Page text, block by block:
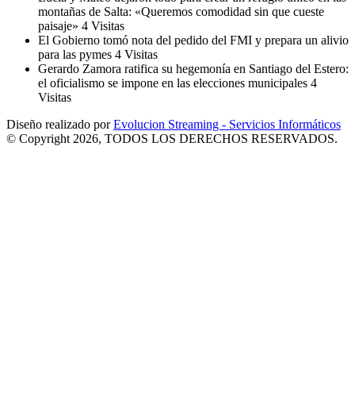
montañas de Salta: «Queremos comodidad sin que cueste
paisaje» 4 Visitas
El Gobierno tomó nota del pedido del FMI y prepara un alivio
para las pymes 4 Visitas
Gerardo Zamora ratifica su hegemonía en Santiago del Estero:
el oficialismo se impone en las elecciones municipales 4
Visitas
Diseño realizado porEvolucion Streaming - Servicios Informáticos
© Copyright 2026, TODOS LOS DERECHOS RESERVADOS.